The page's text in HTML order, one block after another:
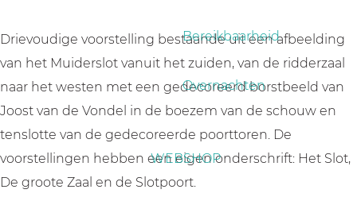
Bereikbaarheid
Overnachten
WEBSHOP
Drievoudige voorstelling bestaande uit een afbeelding
van het Muiderslot vanuit het zuiden, van de ridderzaal
naar het westen met een gedecoreerd borstbeeld van
Joost van de Vondel in de boezem van de schouw en
tenslotte van de gedecoreerde poorttoren. De
voorstellingen hebben een eigen onderschrift: Het Slot,
De groote Zaal en de Slotpoort.